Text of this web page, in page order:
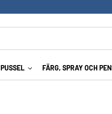
PUSSEL FÄRG, SPRAY OCH